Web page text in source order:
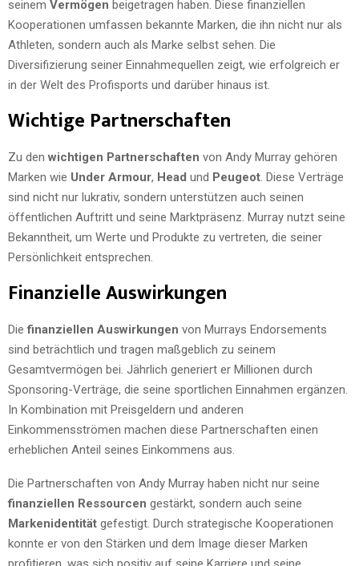
seinem Vermögen beigetragen haben. Diese finanziellen
Kooperationen umfassen bekannte Marken, die ihn nicht nur als
Athleten, sondern auch als Marke selbst sehen. Die
Diversifizierung seiner Einnahmequellen zeigt, wie erfolgreich er
in der Welt des Profisports und darüber hinaus ist.
Wichtige Partnerschaften
Zu den wichtigen Partnerschaften von Andy Murray gehören
Marken wie Under Armour, Head und Peugeot . Diese Verträge
sind nicht nur lukrativ, sondern unterstützen auch seinen
öffentlichen Auftritt und seine Marktpräsenz. Murray nutzt seine
Bekanntheit, um Werte und Produkte zu vertreten, die seiner
Persönlichkeit entsprechen.
Finanzielle Auswirkungen
Diefinanziellen Auswirkungen von Murrays Endorsements
sind beträchtlich und tragen maßgeblich zu seinem
Gesamtvermögen bei. Jährlich generiert er Millionen durch
Sponsoring-Verträge, die seine sportlichen Einnahmen ergänzen.
In Kombination mit Preisgeldern und anderen
Einkommensströmen machen diese Partnerschaften einen
erheblichen Anteil seines Einkommens aus.
Die Partnerschaften von Andy Murray haben nicht nur seine
finanziellen Ressourcen gestärkt, sondern auch seine
Markenidentität gefestigt. Durch strategische Kooperationen
konnte er von den Stärken und dem Image dieser Marken